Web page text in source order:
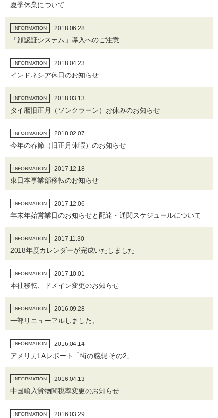
夏季休業について
INFORMATION 2018.06.28
「顔認証システム」導入へのご注意
INFORMATION 2018.04.23
インドネシア休日のお知らせ
INFORMATION 2018.03.13
タイ暦旧正月（ソンクラーン）お休みのお知らせ
INFORMATION 2018.02.07
今年の春節（旧正月休暇）のお知らせ
INFORMATION 2017.12.18
東日本事業部移転のお知らせ
INFORMATION 2017.12.06
年末年始営業日のお知らせと配達・通関スケジュールについて
INFORMATION 2017.11.30
2018年度カレンダーが完成いたしました
INFORMATION 2017.10.01
本社移転、ドメイン変更のお知らせ
INFORMATION 2016.09.28
一部リニューアルしました。
INFORMATION 2016.04.14
アメリカLAレポート「街の感想 その2」
INFORMATION 2016.04.13
中国輸入貨物関税率変更のお知らせ
INFORMATION 2016.03.29